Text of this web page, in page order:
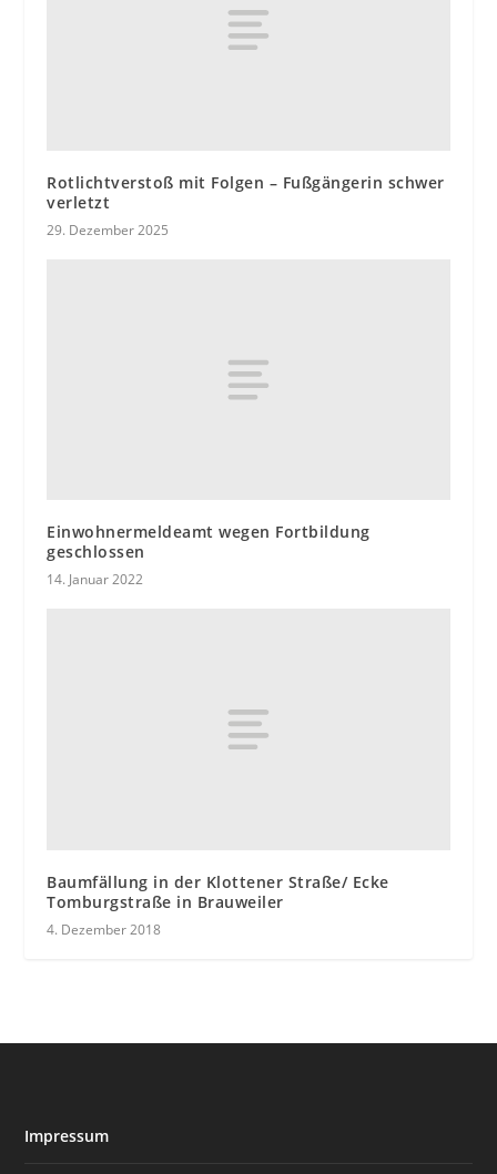
Rotlichtverstoß mit Folgen – Fußgängerin schwer
verletzt
29. Dezember 2025
Einwohnermeldeamt wegen Fortbildung
geschlossen
14. Januar 2022
Baumfällung in der Klottener Straße/ Ecke
Tomburgstraße in Brauweiler
4. Dezember 2018
Impressum